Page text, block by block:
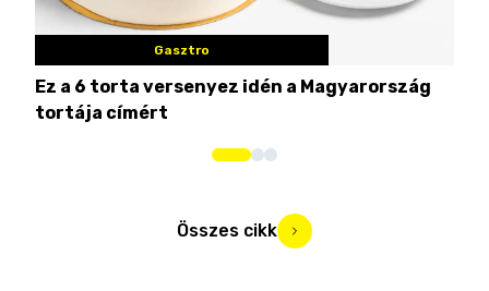
Gasztro
Ez a 6 torta versenyez idén a Magyarország
tortája címért
Összes cikk